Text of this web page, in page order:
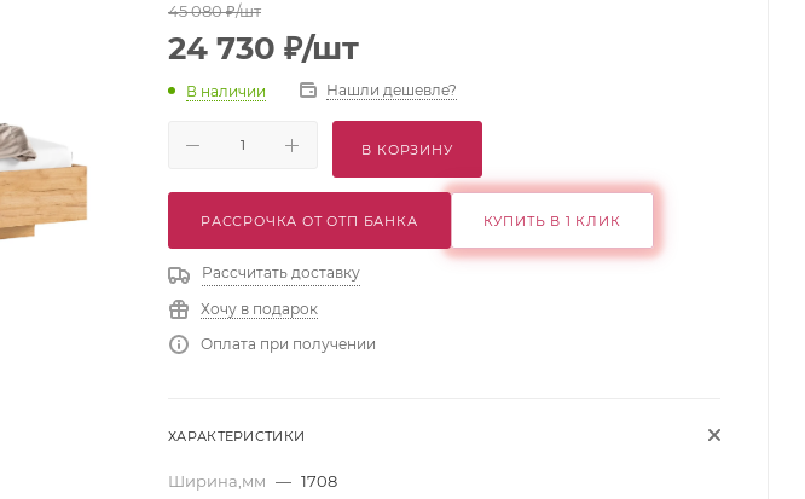
45 080₽/шт
24 730 ₽/шт
В наличии Нашли дешевле?
В КОРЗИНУ
РАССРОЧКА ОТ ОТП БАНКА КУПИТЬ В 1 КЛИК
Рассчитать доставку
Хочу в подарок
Оплата при получении
ХАРАКТЕРИСТИКИ
Ширина,мм — 1708